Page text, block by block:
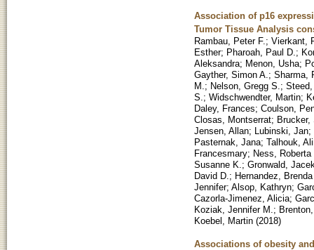
Association of p16
Tumor Tissue Analysis
Rambau, Peter F. ; Vierkant,
Esther; Pharoah, Paul D. ;
Aleksandra; Menon, Usha;
Gayther, Simon A. ; Sharma,
M. ; Nelson, Gregg S. ;
S. ; Widschwendter, Martin;
Daley, Frances; Coulson,
Closas, Montserrat; Brucker,
Jensen, Allan; Lubinski, Jan;
Pasternak, Jana; Talhouk,
Francesmary; Ness, Roberta
Susanne K. ; Gronwald,
David D. ; Hernandez, Brenda
Jennifer; Alsop, Kathryn;
Cazorla-Jimenez, Alicia;
Koziak, Jennifer M. ;
Koebel, Martin (2018)
Associations of obesity